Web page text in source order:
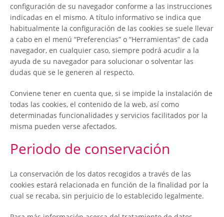
configuración de su navegador conforme a las instrucciones
indicadas en el mismo. A título informativo se indica que
habitualmente la configuración de las cookies se suele llevar
a cabo en el menú “Preferencias” o “Herramientas” de cada
navegador, en cualquier caso, siempre podrá acudir a la
ayuda de su navegador para solucionar o solventar las
dudas que se le generen al respecto.
Conviene tener en cuenta que, si se impide la instalación de
todas las cookies, el contenido de la web, así como
determinadas funcionalidades y servicios facilitados por la
misma pueden verse afectados.
Periodo de conservación
La conservación de los datos recogidos a través de las
cookies estará relacionada en función de la finalidad por la
cual se recaba, sin perjuicio de lo establecido legalmente.